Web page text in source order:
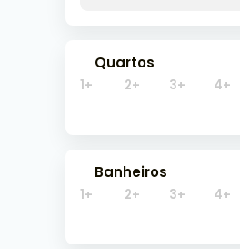
Quartos
1+ 2+ 3+ 4+
Banheiros
1+ 2+ 3+ 4+